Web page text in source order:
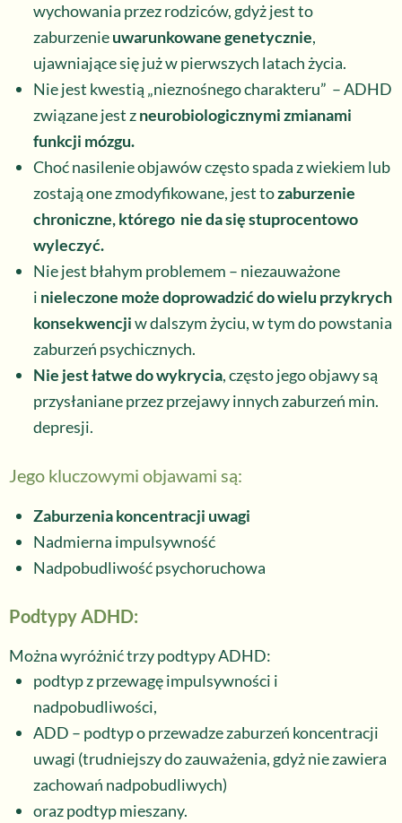
wychowania przez rodziców, gdyż jest to
zaburzenieuwarunkowane genetycznie,
ujawniające się już w pierwszych latach życia.
Nie jest kwestią „nieznośnego charakteru” – ADHD
związane jest zneurobiologicznymi zmianami
funkcji mózgu.
Choć nasilenie objawów często spada z wiekiem lub
zostają one zmodyfikowane, jest tozaburzenie
chroniczne, którego nie da się stuprocentowo
wyleczyć.
Nie jest błahym problemem – niezauważone
i nieleczone może doprowadzić do wielu przykrych
konsekwencjiw dalszym życiu, w tym do powstania
zaburzeń psychicznych.
Nie jest łatwe do wykrycia, często jego objawy są
przysłaniane przez przejawy innych zaburzeń min.
depresji.
Jego kluczowymi objawami są:
Zaburzenia koncentracji uwagi
Nadmierna impulsywność
Nadpobudliwość psychoruchowa
Podtypy ADHD:
Można wyróżnić trzy podtypy ADHD:
podtyp z przewagę impulsywności i
nadpobudliwości,
ADD – podtyp o przewadze zaburzeń koncentracji
uwagi (trudniejszy do zauważenia, gdyż nie zawiera
zachowań nadpobudliwych)
oraz podtyp mieszany.